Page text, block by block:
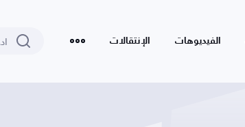
الفيديوهات الإنتقالات